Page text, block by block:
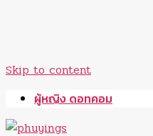
Skip to content
ผู้หญิง ดอทคอม